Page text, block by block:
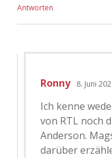
Antworten
Ronny 8. Juni
Ich kenne
von RTL noch
Anderson.
darüber